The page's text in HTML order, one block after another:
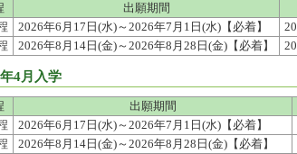
出願期間
2026年6月17日(水)～2026年7月1日(水)【必着】
2026年8月14日(金)～2026年8月28日(金)【必着】
4月入学
出願期間
2026年6月17日(水)～2026年7月1日(水)【必着】
2026年8月14日(金)～2026年8月28日(金)【必着】